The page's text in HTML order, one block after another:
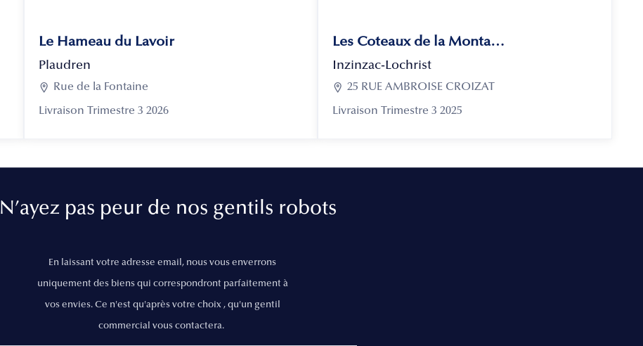
Le Hameau du Lavoir
Plaudren
 Rue de la Fontaine
Livraison Trimestre 3 2026
Les Coteaux de la Montagne
Inzinzac-Lochrist
 25 RUE AMBROISE CROIZAT
Livraison Trimestre 3 2025
N’ayez pas peur de nos gentils robots
En laissant votre adresse email, nous vous enverrons
uniquement des biens qui correspondront parfaitement à
vos envies. Ce n'est qu'après votre choix , qu'un gentil
commercial vous contactera.